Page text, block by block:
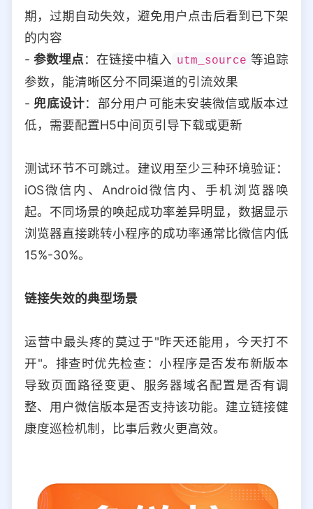
期，过期自动失效，避免用户点击后看到已下架
的内容
-参数埋点：在链接中植入 utm_source 等追踪
参数，能清晰区分不同渠道的引流效果
-兜底设计：部分用户可能未安装微信或版本过
低，需要配置H5中间页引导下载或更新
测试环节不可跳过。建议用至少三种环境验证：
iOS微信内、Android微信内、手机浏览器唤
起。不同场景的唤起成功率差异明显，数据显示
浏览器直接跳转小程序的成功率通常比微信内低
15%-30%。
链接失效的典型场景
运营中最头疼的莫过于"昨天还能用，今天打不
开"。排查时优先检查：小程序是否发布新版本
导致页面路径变更、服务器域名配置是否有调
整、用户微信版本是否支持该功能。建立链接健
康度巡检机制，比事后救火更高效。